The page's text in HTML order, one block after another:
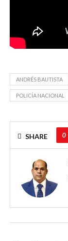
ANDRÉS BAUTISTA
POLICÍA NACIONAL
SHARE 0